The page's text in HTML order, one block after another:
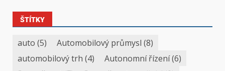
ŠTÍTKY
auto (5) Automobilový průmysl (8)
automobilový trh (4) Autonomní řízení(6)